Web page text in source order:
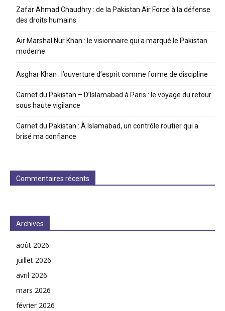
Zafar Ahmad Chaudhry : de la Pakistan Air Force à la défense
des droits humains
Air Marshal Nur Khan : le visionnaire qui a marqué le Pakistan
moderne
Asghar Khan : l’ouverture d’esprit comme forme de discipline
Carnet du Pakistan – D’Islamabad à Paris : le voyage du retour
sous haute vigilance
Carnet du Pakistan : À Islamabad, un contrôle routier qui a
brisé ma confiance
Commentaires récents
Archives
août 2026
juillet 2026
avril 2026
mars 2026
février 2026